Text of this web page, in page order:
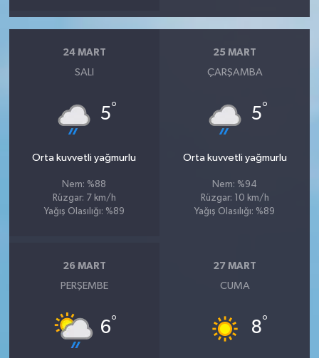
24 MART
SALI
5°
Orta kuvvetli yağmurlu
Nem: %88
Rüzgar: 7 km/h
Yağış Olasılığı: %89
25 MART
ÇARŞAMBA
5°
Orta kuvvetli yağmurlu
Nem: %94
Rüzgar: 10 km/h
Yağış Olasılığı: %89
26 MART
PERŞEMBE
6°
27 MART
CUMA
8°